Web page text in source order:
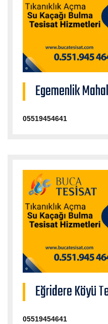
Egemenlik
05519454641
Eğridere Köyü
05519454641